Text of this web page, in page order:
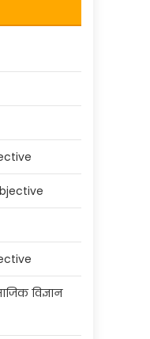
विज्ञान